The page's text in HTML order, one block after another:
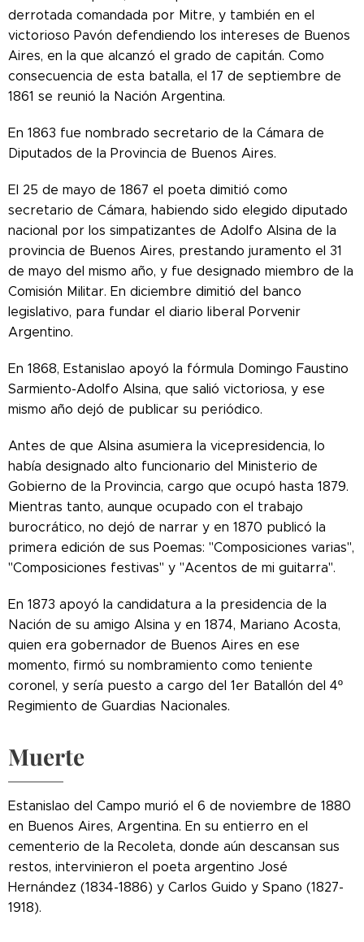
derrotada comandada por Mitre, y también en el
victorioso Pavón defendiendo los intereses de Buenos
Aires, en la que alcanzó el grado de capitán. Como
consecuencia de esta batalla, el 17 de septiembre de
1861 se reunió la Nación Argentina.
En 1863 fue nombrado secretario de la Cámara de
Diputados de la Provincia de Buenos Aires.
El 25 de mayo de 1867 el poeta dimitió como
secretario de Cámara, habiendo sido elegido diputado
nacional por los simpatizantes de Adolfo Alsina de la
provincia de Buenos Aires, prestando juramento el 31
de mayo del mismo año, y fue designado miembro de la
Comisión Militar. En diciembre dimitió del banco
legislativo, para fundar el diario liberal Porvenir
Argentino.
En 1868, Estanislao apoyó la fórmula Domingo Faustino
Sarmiento-Adolfo Alsina, que salió victoriosa, y ese
mismo año dejó de publicar su periódico.
Antes de que Alsina asumiera la vicepresidencia, lo
había designado alto funcionario del Ministerio de
Gobierno de la Provincia, cargo que ocupó hasta 1879.
Mientras tanto, aunque ocupado con el trabajo
burocrático, no dejó de narrar y en 1870 publicó la
primera edición de sus Poemas: "Composiciones varias",
"Composiciones festivas" y "Acentos de mi guitarra".
En 1873 apoyó la candidatura a la presidencia de la
Nación de su amigo Alsina y en 1874, Mariano Acosta,
quien era gobernador de Buenos Aires en ese
momento, firmó su nombramiento como teniente
coronel, y sería puesto a cargo del 1er Batallón del 4º
Regimiento de Guardias Nacionales.
Muerte
Estanislao del Campo murió el 6 de noviembre de 1880
en Buenos Aires, Argentina. En su entierro en el
cementerio de la Recoleta, donde aún descansan sus
restos, intervinieron el poeta argentino José
Hernández (1834-1886) y Carlos Guido y Spano (1827-
1918).